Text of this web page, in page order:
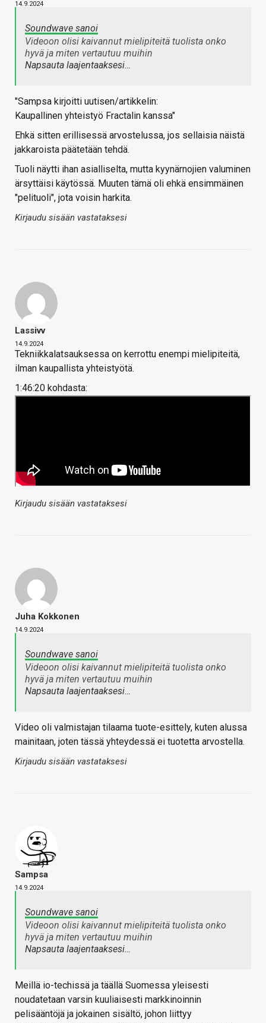
14.9.2024
Soundwave sanoi
Videoon olisi kaivannut mielipiteitä tuolista onko
hyvä ja miten vertautuu muihin
Napsauta laajentaaksesi…
"Sampsa kirjoitti uutisen/artikkelin:
Kaupallinen yhteistyö Fractalin kanssa"
Ehkä sitten erillisessä arvostelussa, jos sellaisia näistä
jakkaroista päätetään tehdä.
Tuoli näytti ihan asialliselta, mutta kyynärnojien valuminen
ärsyttäisi käytössä. Muuten tämä oli ehkä ensimmäinen
"pelituoli", jota voisin harkita.
Kirjaudu sisään vastataksesi
Lassivv
14.9.2024
Tekniikkalatsauksessa on kerrottu enempi mielipiteitä,
ilman kaupallista yhteistyötä.
1:46:20 kohdasta:
Kirjaudu sisään vastataksesi
Juha Kokkonen
14.9.2024
Soundwave sanoi
Videoon olisi kaivannut mielipiteitä tuolista onko
hyvä ja miten vertautuu muihin
Napsauta laajentaaksesi…
Video oli valmistajan tilaama tuote-esittely, kuten alussa
mainitaan, joten tässä yhteydessä ei tuotetta arvostella.
Kirjaudu sisään vastataksesi
Sampsa
14.9.2024
Soundwave sanoi
Videoon olisi kaivannut mielipiteitä tuolista onko
hyvä ja miten vertautuu muihin
Napsauta laajentaaksesi…
Meillä io-techissä ja täällä Suomessa yleisesti
noudatetaan varsin kuuliaisesti markkinoinnin
pelisääntöjä ja jokainen sisältö, johon liittyy